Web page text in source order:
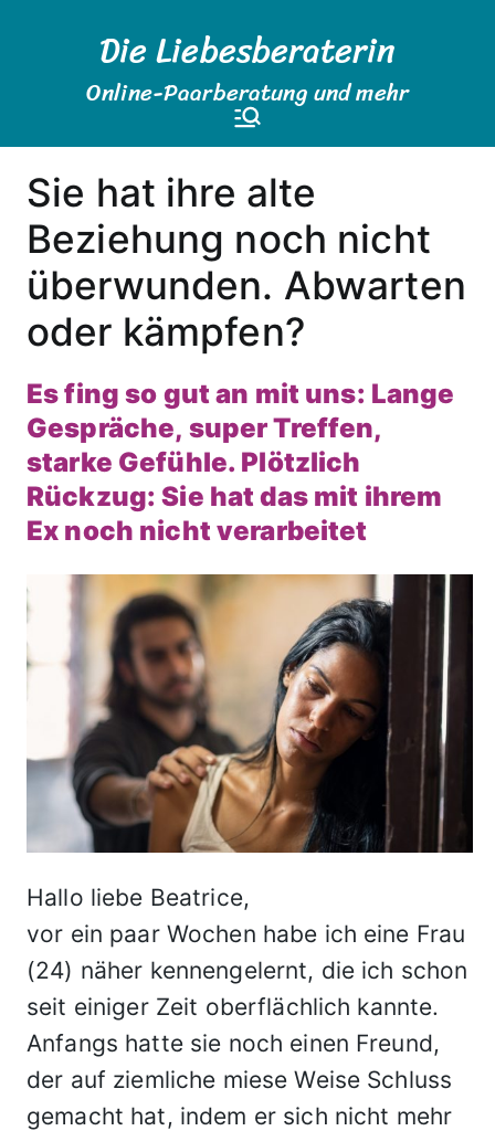
Die Liebesberaterin
Online-Paarberatung und mehr
Sie hat ihre alte
Beziehung noch nicht
überwunden. Abwarten
oder kämpfen?
Es fing so gut an mit uns: Lange
Gespräche, super Treffen,
starke Gefühle. Plötzlich
Rückzug: Sie hat das mit ihrem
Ex noch nicht verarbeitet
Hallo liebe Beatrice,
vor ein paar Wochen habe ich eine Frau
(24) näher kennengelernt, die ich schon
seit einiger Zeit oberflächlich kannte.
Anfangs hatte sie noch einen Freund,
der auf ziemliche miese Weise Schluss
gemacht hat, indem er sich nicht mehr